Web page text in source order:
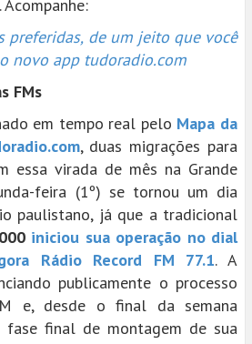
preferidas, de um jeito que você
novo app tudoradio.com
FMs
em tempo real pelo Mapa da
, duas migrações para
essa virada de mês na Grande
feira (1º) se tornou um dia
paulistano, já que a tradicional
iniciou sua operação no dial
Rádio Record FM 77.1. A
publicamente o processo
e, desde o final da semana
fase final de montagem de sua